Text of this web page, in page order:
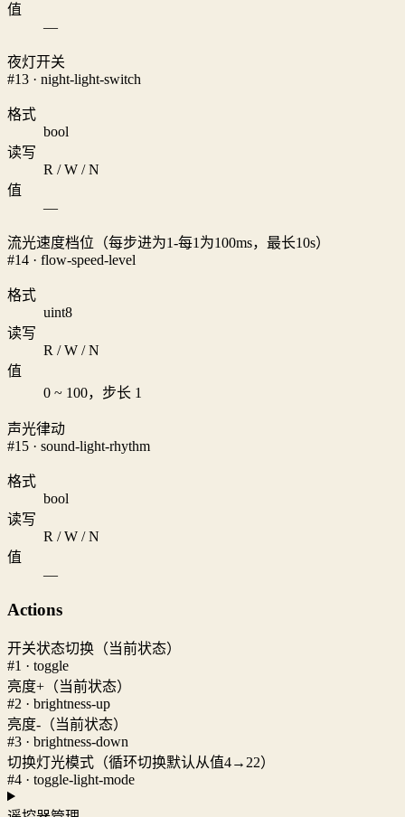
值
—
夜灯开关
#13 · night-light-switch
格式
bool
读写
R / W / N
值
—
流光速度档位（每步进为1-每1为100ms，最长10s）
#14 · flow-speed-level
格式
uint8
读写
R / W / N
值
0 ~ 100，步长 1
声光律动
#15 · sound-light-rhythm
格式
bool
读写
R / W / N
值
—
Actions
开关状态切换（当前状态）
#1 · toggle
亮度+（当前状态）
#2 · brightness-up
亮度-（当前状态）
#3 · brightness-down
切换灯光模式（循环切换默认从值4→22）
#4 · toggle-light-mode